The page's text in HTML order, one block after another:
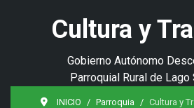
Cultura y
Gobierno Autónomo
Parroquial Rural de Lago
INICIO Parroquia Cultura y